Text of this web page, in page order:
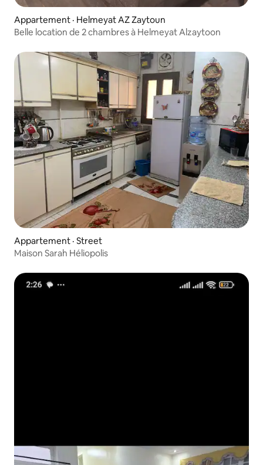
Appartement · Helmeyat AZ Zaytoun
Belle location de 2 chambres à Helmeyat Alzaytoon
Appartement · Street
Maison Sarah Héliopolis